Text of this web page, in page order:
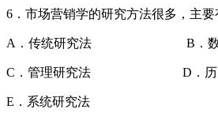
6．市场营销学的研究方法很多
A．传统研究法 B．数量
C．管理研究法 D．历史
E．系统研究法